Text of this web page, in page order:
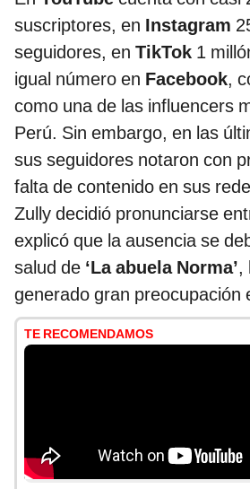
suscriptores, en Instagram
seguidores, en TikTok 1
igual número en Facebook,
como una de las influencers
Perú. Sin embargo, en las
sus seguidores notaron con
falta de contenido en sus
Zully decidió pronunciarse
explicó que la ausencia se
salud de ‘La abuela Norma’,
generado gran preocupación
TE RECOMENDAMOS